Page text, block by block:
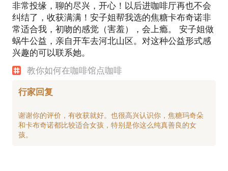
非常投缘，聊的尽兴，开心！以后进咖啡厅再也不会
纠结了，收获满满！安子姐帮我选的焦糖卡布奇诺非
常适合我，初吻的感觉（害羞），会上瘾。 安子姐做
蜗牛公益，亲自开车去河北山区。对这种公益形式感
兴趣的可以联系她。
教你如何在咖啡馆点咖啡
行家回复
谢谢你的评价，有收获就好。也很高兴认识你，焦糖玛奇朵
和卡布奇诺都比较适合女孩，特别是你这么纯真善良的女